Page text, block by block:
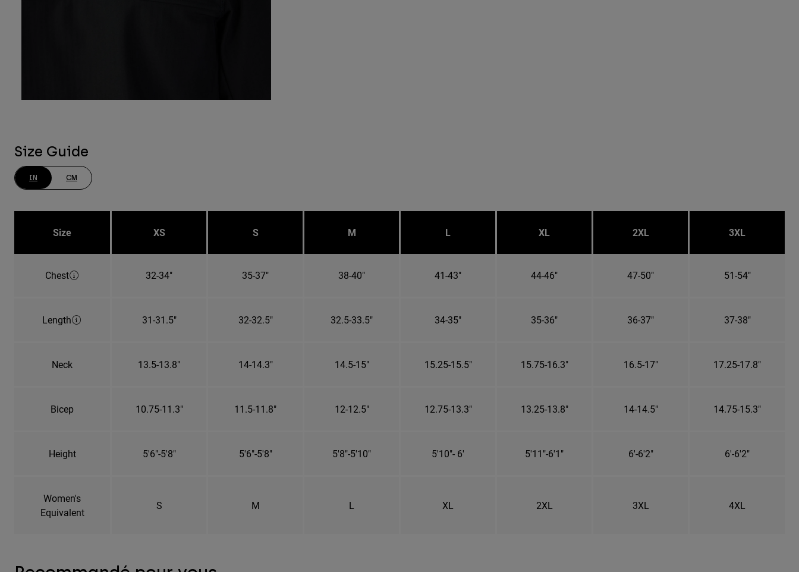
Size Guide
IN CM
Size XS S M L XL 2XL 3XL
Chest 32-34" 35-37" 38-40" 41-43" 44-46" 47-50" 51-54"
Length 31-31.5" 32-32.5" 32.5-33.5" 34-35" 35-36" 36-37" 37-38"
Neck 13.5-13.8" 14-14.3" 14.5-15" 15.25-15.5" 15.75-16.3" 16.5-17" 17.25-17.8"
Bicep 10.75-11.3" 11.5-11.8" 12-12.5" 12.75-13.3" 13.25-13.8" 14-14.5" 14.75-15.3"
Height 5'6"-5'8" 5'6"-5'8" 5'8"-5'10" 5'10"- 6' 5'11"-6'1" 6'-6'2" 6'-6'2"
Women's
Equivalent
S M L XL 2XL 3XL 4XL